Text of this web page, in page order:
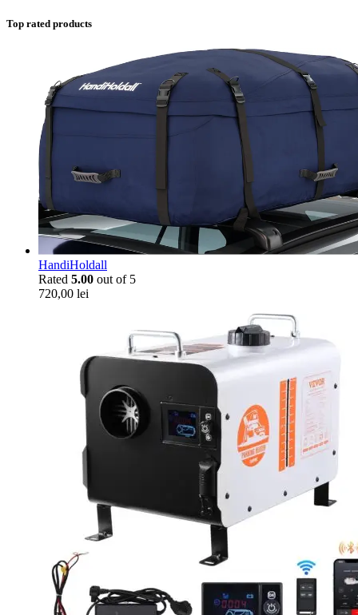
Top rated products
HandiHoldall
Rated 5.00 out of 5
720,00 lei